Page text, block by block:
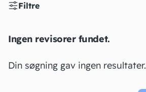
Filtre
Ingen revisorer fundet.
Din søgning gav ingen resultater.